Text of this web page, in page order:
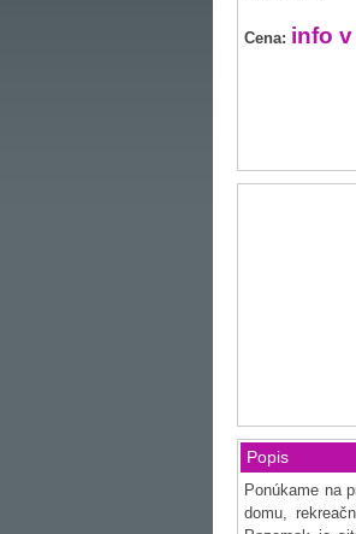
Cena: info v
Popis
Ponúkame na
domu,